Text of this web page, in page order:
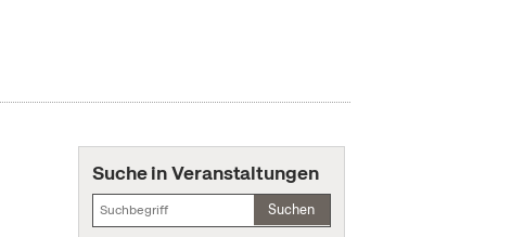
Suche in Veranstaltungen
Suchen